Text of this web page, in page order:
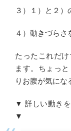
３）１）と２）
４）動きづらさ
たったこれだ
ます。ちょっ
りお腹が気にな
▼ 詳しい動き
▼